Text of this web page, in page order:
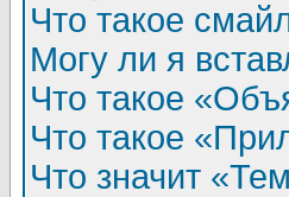
Что такое
Могу ли я
Что такое
Что такое
Что значит